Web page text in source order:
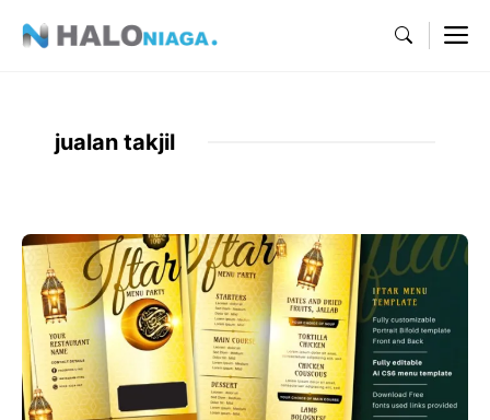
jualan takjil